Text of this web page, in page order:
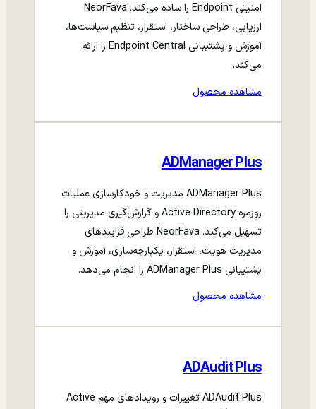
امنیتی Endpoint را ساده می‌کند. NeorFava
ارزیابی، طراحی ساختار، استقرار، تنظیم سیاست‌ها،
آموزش و پشتیبانی Endpoint Central را ارائه
می‌کند.
مشاهده محصول
ADManager Plus
ADManager Plus مدیریت و خودکارسازی عملیات
روزمره Active Directory و گزارش‌گیری مدیریتی را
تسهیل می‌کند. NeorFava طراحی فرایندهای
مدیریت هویت، استقرار، یکپارچه‌سازی، آموزش و
پشتیبانی ADManager Plus را انجام می‌دهد.
مشاهده محصول
ADAudit Plus
ADAudit Plus تغییرات و رویدادهای مهم Active